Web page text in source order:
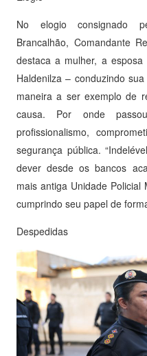
No elogio consignado
Brancalhão, Comandante
destaca a mulher, a
Haldenilza – conduzindo
maneira a ser exemplo de
causa. Por onde
profissionalismo,
segurança pública.
dever desde os bancos
mais antiga Unidade Policial
cumprindo seu papel de
Despedidas